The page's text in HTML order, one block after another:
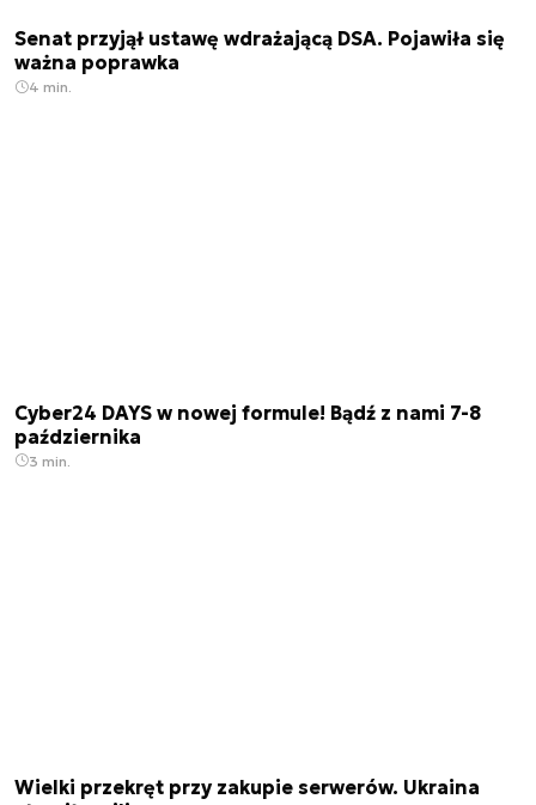
Senat przyjął ustawę wdrażającą DSA. Pojawiła się
ważna poprawka
4 min.
Cyber24 DAYS w nowej formule! Bądź z nami 7-8
października
3 min.
Wielki przekręt przy zakupie serwerów. Ukraina